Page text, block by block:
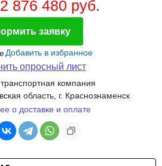
876 480 руб.
заявку
Добавить в избранное
опросный лист
компания
область, г. Краснознаменск
о доставке и оплате